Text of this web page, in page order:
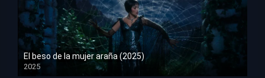
El beso de la mujer araña (2025)
2025
HD 1080p